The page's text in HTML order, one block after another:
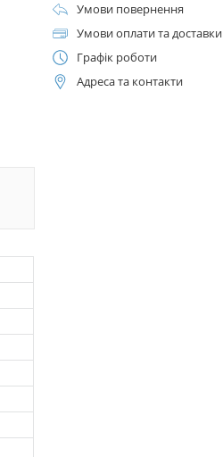
Умови повернення
Умови оплати та доставки
Графік роботи
Адреса та контакти